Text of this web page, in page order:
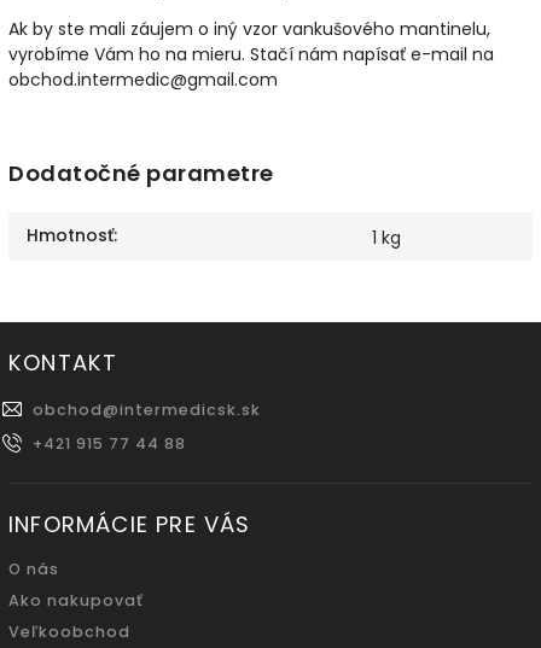
Ak by ste mali záujem o iný vzor vankušového mantinelu,
vyrobíme Vám ho na mieru. Stačí nám napísať e-mail na
obchod.intermedic@gmail.com
Dodatočné parametre
Hmotnosť: 1 kg
KONTAKT
obchod@intermedicsk.sk
+421 915 77 44 88
INFORMÁCIE PRE VÁS
O nás
Ako nakupovať
Veľkoobchod